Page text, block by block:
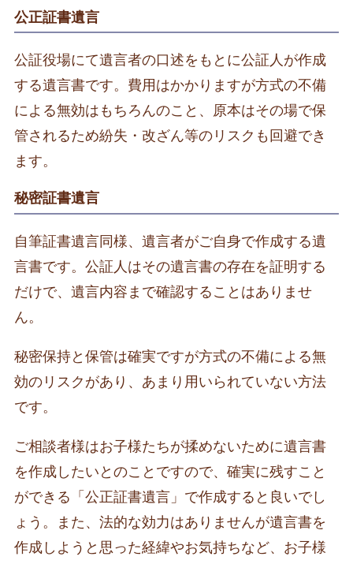
公正証書遺言
公証役場にて遺言者の口述をもとに公証人が作成
する遺言書です。費用はかかりますが方式の不備
による無効はもちろんのこと、原本はその場で保
管されるため紛失・改ざん等のリスクも回避でき
ます。
秘密証書遺言
自筆証書遺言同様、遺言者がご自身で作成する遺
言書です。公証人はその遺言書の存在を証明する
だけで、遺言内容まで確認することはありませ
ん。
秘密保持と保管は確実ですが方式の不備による無
効のリスクがあり、あまり用いられていない方法
です。
ご相談者様はお子様たちが揉めないために遺言書
を作成したいとのことですので、確実に残すこと
ができる「公正証書遺言」で作成すると良いでし
ょう。また、法的な効力はありませんが遺言書を
作成しようと思った経緯やお気持ちなど、お子様